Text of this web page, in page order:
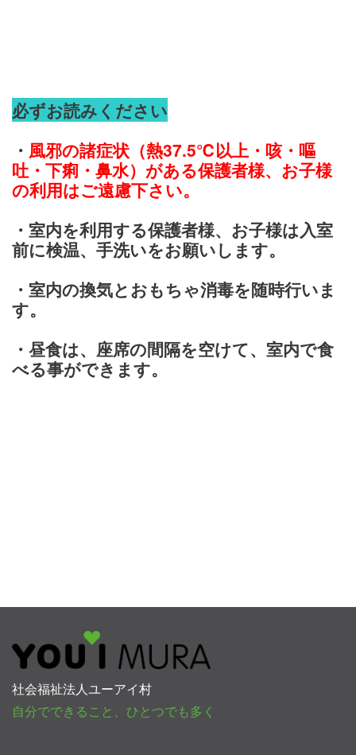
必ずお読みください
・ 風邪の諸症状（熱37.5℃以上・咳・嘔
吐・下痢・鼻水）がある保護者様、お子様
の利用はご遠慮下さい。
・室内を利用する保護者様、お子様は入室
前に検温、手洗いをお願いします。
・室内の換気とおもちゃ消毒を随時行いま
す。
・昼食は、座席の間隔を空けて、室内で食
べる事ができます。
社会福祉法人ユーアイ村
自分でできること、ひとつでも多く